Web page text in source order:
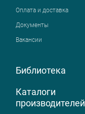
Оплата и доставка
Документы
Вакансии
Библиотека
Каталоги
производителей